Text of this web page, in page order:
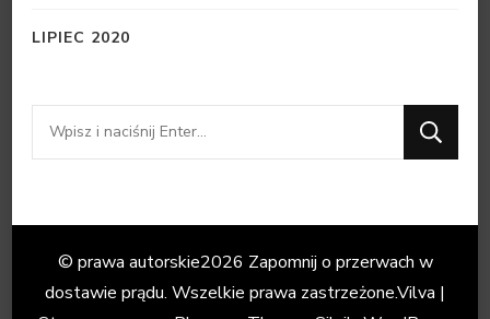
LIPIEC 2020
Szukasz
czegoś?
© prawa autorskie2026 Zapomnij o przerwach w
dostawie prądu. Wszelkie prawa zastrzeżone.Vilva |